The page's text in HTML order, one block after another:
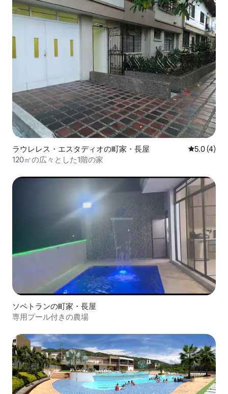
ラウレレス・エスタディオの町家・長屋 レビュー4
5.0 (4)
120㎡の広々とした1階の家
ソペトランの町家・長屋
専用プール付きの農場